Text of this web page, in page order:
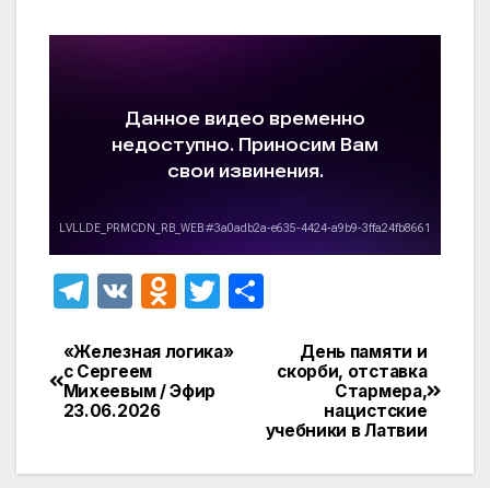
T
e
gr
a
m
V
O
n
o
a
T
itt
п
а
в
Навигация
по
День памяти и
скорби, отставка
Стармера,
нацистские
учебники в Латвии
«Железная логика»
с Сергеем
Михеевым / Эфир
23.06.2026